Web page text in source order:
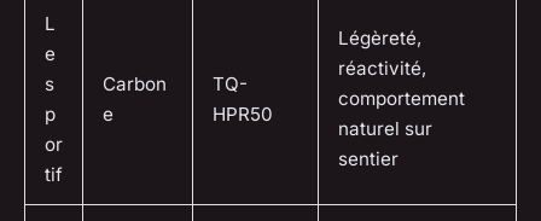
L
e
s
p
or
tif
Carbon
e
TQ-
HPR50
Légèreté,
réactivité,
comportement
naturel sur
sentier